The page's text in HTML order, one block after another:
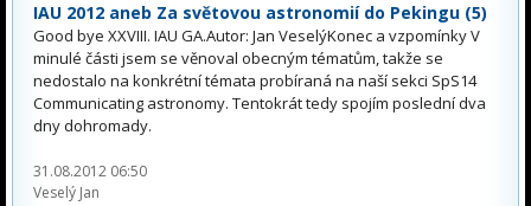
IAU 2012 aneb Za světovou astronomií do Pekingu (5)
Good bye XXVIII. IAU GA.Autor: Jan VeselýKonec a vzpomínky V
minulé části jsem se věnoval obecným tématům, takže se
nedostalo na konkrétní témata probíraná na naší sekci SpS14
Communicating astronomy. Tentokrát tedy spojím poslední dva
dny dohromady.
31.08.2012 06:50
Veselý Jan